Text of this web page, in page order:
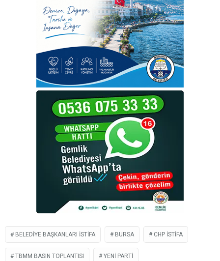
BELEDIYE BAŞKANLARI ISTIFA BURSA CHP ISTIFA
TBMM BASIN TOPLANTISI YENI PARTI